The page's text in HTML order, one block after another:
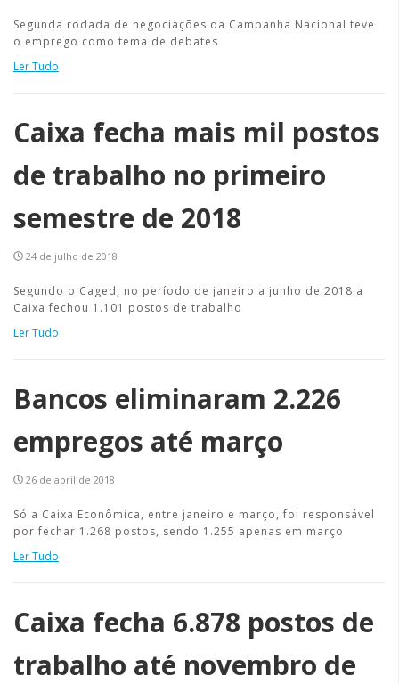
Segunda rodada de negociações da Campanha Nacional teve
o emprego como tema de debates
Ler Tudo
Caixa fecha mais mil postos
de trabalho no primeiro
semestre de 2018
24 de julho de 2018
Segundo o Caged, no período de janeiro a junho de 2018 a
Caixa fechou 1.101 postos de trabalho
Ler Tudo
Bancos eliminaram 2.226
empregos até março
26 de abril de 2018
Só a Caixa Econômica, entre janeiro e março, foi responsável
por fechar 1.268 postos, sendo 1.255 apenas em março
Ler Tudo
Caixa fecha 6.878 postos de
trabalho até novembro de